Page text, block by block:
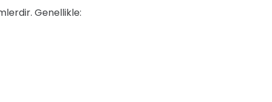
Genellikle: